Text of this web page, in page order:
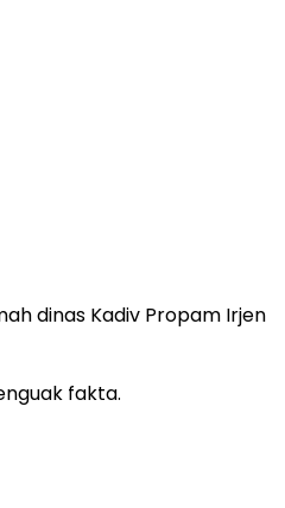
dinas Kadiv Propam Irjen
fakta.